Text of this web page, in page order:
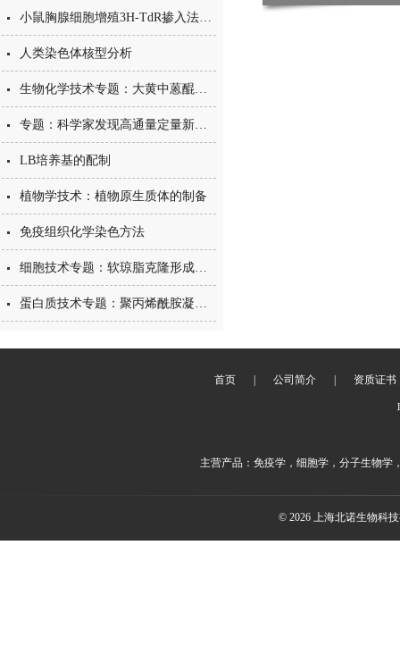
小鼠胸腺细胞增殖3H-TdR掺入法检测IL-1的生物活性
人类染色体核型分析
生物化学技术专题：大黄中蒽醌类成分的提取分离和鉴定
专题：科学家发现高通量定量新方法
LB培养基的配制
植物学技术：植物原生质体的制备
免疫组织化学染色方法
细胞技术专题：软琼脂克隆形成实验
蛋白质技术专题：聚丙烯酰胺凝胶电泳鉴定IgG纯度
首页 公司简介 资质证书
主营产品：免疫学，细胞学，分子生物学
© 2026 上海北诺生物科